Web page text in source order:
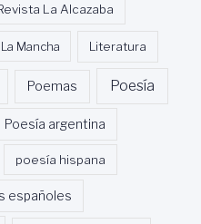
La Alcazaba
La Mancha Literatura
Poemas Poesía
Poesía argentina
poesía hispana
españoles